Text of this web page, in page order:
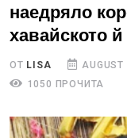
наедряло
хавайското
ОТ LISA
1050 ПРОЧИТА